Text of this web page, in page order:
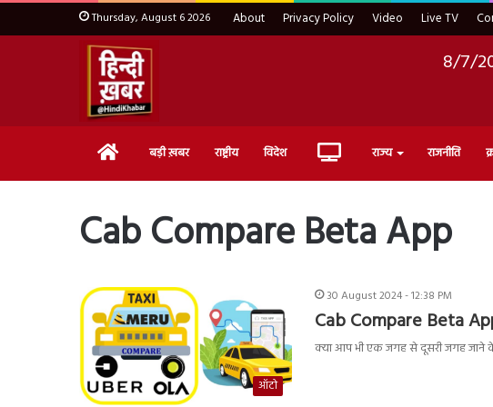
Thursday, August 6 2026 About Privacy Policy Video Live TV
8/7/
Home बड़ी ख़बर राष्ट्रीय विदेश Live राज्य राजनीति
Cab Compare Beta App
ऑटो
30 August 2024 - 12:38 PM
Cab Compare Beta
क्या आप भी एक जगह से दूसरी जगह